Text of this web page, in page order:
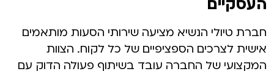
העסקיים
חברת טיולי הנשיא מציעה שירותי הסעות מותאמים
אישית לצרכים הספציפיים של כל לקוח. הצוות
המקצועי של החברה עובד בשיתוף פעולה הדוק עם